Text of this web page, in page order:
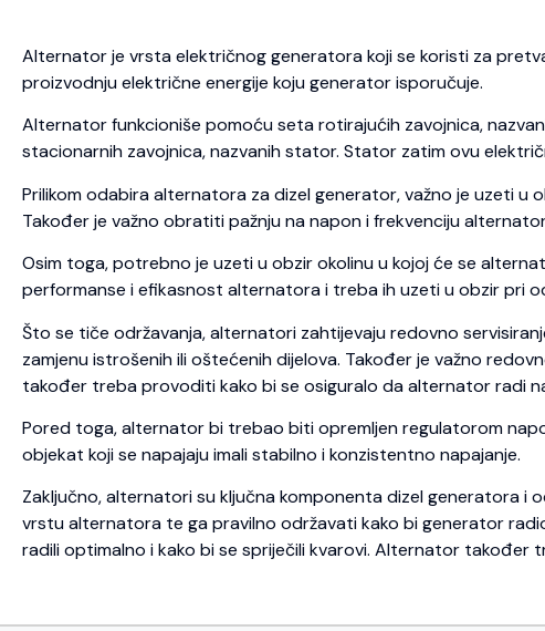
Alternator je vrsta električnog generatora koji se koristi za
proizvodnju električne energije koju generator isporučuje.
Alternator funkcioniše pomoću seta rotirajućih zavojnica,
stacionarnih zavojnica, nazvanih stator. Stator zatim ovu
Prilikom odabira alternatora za dizel generator, važno je uzeti
Također je važno obratiti pažnju na napon i frekvenciju
Osim toga, potrebno je uzeti u obzir okolinu u kojoj će se
performanse i efikasnost alternatora i treba ih uzeti u obzir pri
Što se tiče održavanja, alternatori zahtijevaju redovno
zamjenu istrošenih ili oštećenih dijelova. Također je važno
također treba provoditi kako bi se osiguralo da alternator radi
Pored toga, alternator bi trebao biti opremljen regulatorom
objekat koji se napajaju imali stabilno i konzistentno napajanje.
Zaključno, alternatori su ključna komponenta dizel generatora i
vrstu alternatora te ga pravilno održavati kako bi generator
radili optimalno i kako bi se spriječili kvarovi. Alternator također